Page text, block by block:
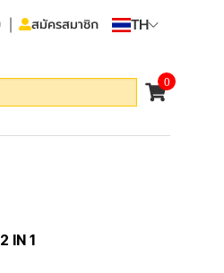
สมัครสมาชิก TH
0
IN 1